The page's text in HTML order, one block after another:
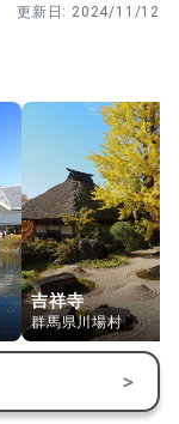
更新日: 2024/11/12
吉祥寺
群馬県川場村
>